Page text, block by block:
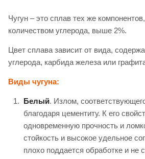
Чугун – это сплав тех же
количеством углерода, выше 2%.
Цвет сплава зависит от вида,
углерода, карбида железа или
Виды чугуна:
Белый. Излом,
благодаря цементиту. К его
одновременную прочность и
стойкость и высокое удельное
плохо поддается обработке и не